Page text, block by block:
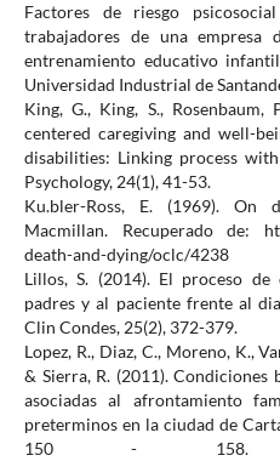
Factores de riesgo
trabajadores de una
entrenamiento educativo
Universidad Industrial de
King, G., King, S.,
centered caregiving and well-
disabilities: Linking process
Psychology, 24(1), 41-53.
Ku.bler-Ross, E. (1969). On
Macmillan. Recuperado de:
death-and-dying/oclc/4238
Lillos, S. (2014). El proceso
padres y al paciente frente al
Clin Condes, 25(2), 372-379.
Lopez, R., Diaz, C., Moreno, K.,
& Sierra, R. (2011). Condiciones
asociadas al afrontamiento
preterminos en la ciudad de
150 - 158.